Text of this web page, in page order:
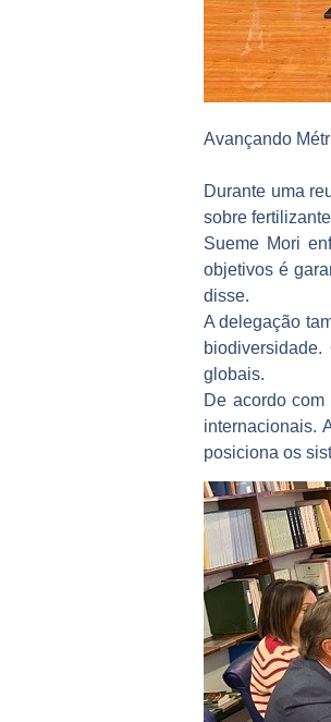
Avançando
Durante uma
sobre
Sueme Mori
objetivos é
disse.
A delegação
globais.
De acordo
internacionais.
posiciona os